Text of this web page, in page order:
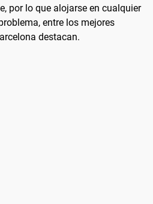
por lo que alojarse en cualquier
entre los mejores
destacan.